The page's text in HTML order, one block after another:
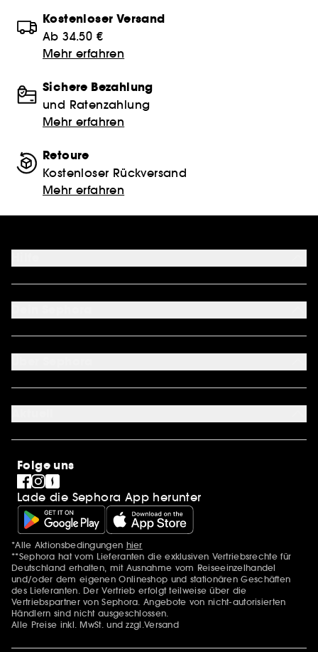
Kostenloser Versand
Ab 34.50 €
Mehr erfahren
Sichere Bezahlung
und Ratenzahlung
Mehr erfahren
Retoure
Kostenloser Rückversand
Mehr erfahren
FAQ
Kontakt
Mein Konto
Sephora Unlimited
Über uns
Karriere
SEPHORA Prize
Pride
Folge uns
Lade die Sephora App herunter
Zusätzlich Erwähnungen
*Alle Aktionsbedingungen hier
**Sephora hat vom Lieferanten die exklusiven Vertriebsrechte für
Deutschland erhalten, mit Ausnahme vom Reiseeinzelhandel
und/oder dem eigenen Onlineshop und stationären Geschäften
des Lieferanten. Der Vertrieb erfolgt teilweise über die
Vertriebspartner von Sephora. Angebote von nicht-autorisierten
Händlern sind nicht ausgeschlossen.
Alle Preise inkl. MwSt. und zzgl.Versand